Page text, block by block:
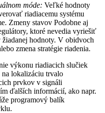
móde: Veľké hodnoty
riadiacemu systému
Zmeny stavov Podobne aj
ktoré nevedia vyriešiť
žiadanej hodnoty. V obidvoch
zmena stratégie riadenia.
výkonu riadiacich slučiek
lokalizáciu trvalo
prvkov v signáli
ďalších informácií, ako napr.
programový balík